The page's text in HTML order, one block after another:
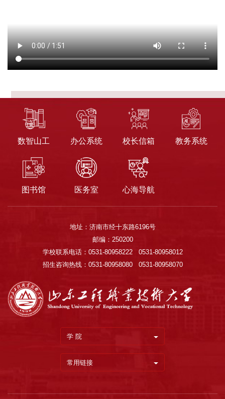
数智山工 办公系统 校长信箱 教务系统
图书馆 医务室 心海导航
地址：济南市经十东路6196号
邮编：250200
学校联系电话：0531-80958222 0531-80958012
招生咨询热线：0531-80958080 0531-80958070
学 院
常用链接